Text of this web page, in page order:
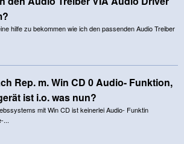
hilfe zu bekommen wie ich den passenden Audio Treiber
Rep. m. Win CD 0 Audio- Funktion,
ist i.o. was nun?
mit Win CD ist keinerlei Audio- Funktin
...